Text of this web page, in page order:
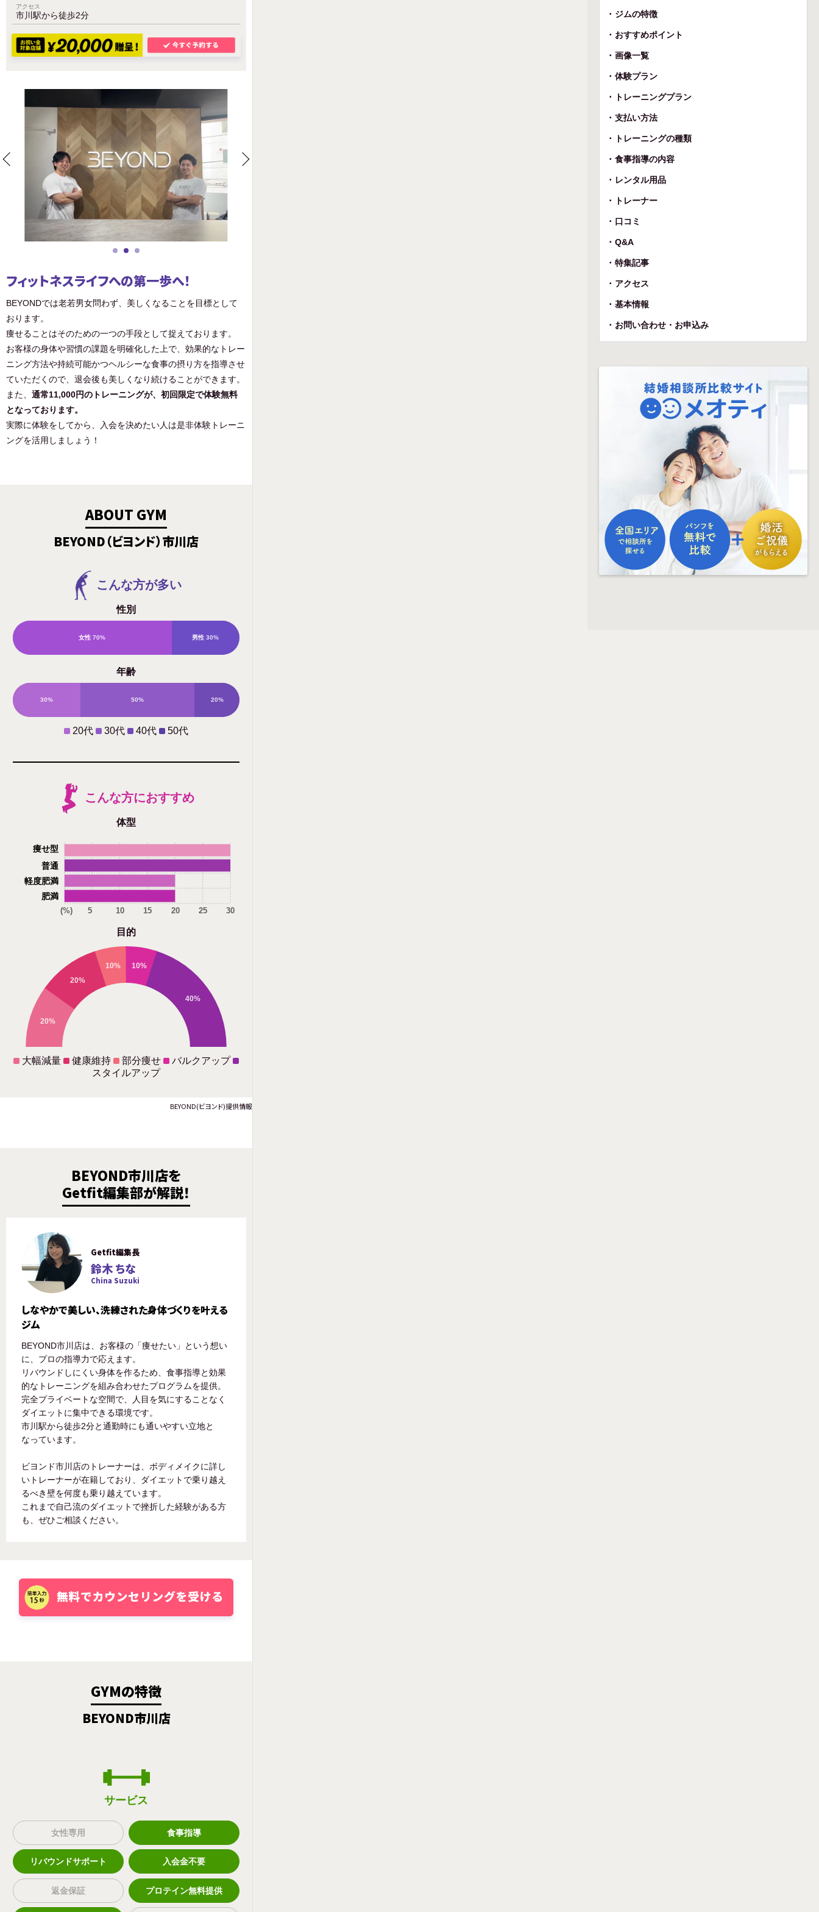
アクセス
市川駅から徒歩2分
フィットネスライフへの第一歩へ！
BEYONDでは老若男女問わず、美しくなることを目標として
おります。
痩せることはそのための一つの手段として捉えております。
お客様の身体や習慣の課題を明確化した上で、効果的なトレー
ニング方法や持続可能かつヘルシーな食事の摂り方を指導させ
ていただくので、退会後も美しくなり続けることができます。
また、通常11,000円のトレーニングが、初回限定で体験無料
となっております。
実際に体験をしてから、入会を決めたい人は是非体験トレーニ
ングを活用しましょう！
ABOUT GYM
BEYOND（ビヨンド）市川店
こんな方が多い
性別
女性 70% 男性 30%
年齢
30% 50% 20%
20代 30代 40代 50代
こんな方におすすめ
体型
肥満
軽度肥満
普通
痩せ型
(%) 5 10 15 20 25 30
目的
20%
20%
10% 10%
40%
大幅減量 健康維持 部分痩せ
バルクアップ
スタイルアップ
BEYOND(ビヨンド)提供情報
BEYOND市川店を
Getfit編集部が解説！
Getfit編集長
鈴木 ちな
China Suzuki
しなやかで美しい、洗練された身体づくりを叶える
ジム
BEYOND市川店は、お客様の「痩せたい」という想い
に、プロの指導力で応えます。
リバウンドしにくい身体を作るため、食事指導と効果
的なトレーニングを組み合わせたプログラムを提供。
完全プライベートな空間で、人目を気にすることなく
ダイエットに集中できる環境です。
市川駅から徒歩2分と通勤時にも通いやすい立地と
なっています。
ビヨンド市川店のトレーナーは、ボディメイクに詳し
いトレーナーが在籍しており、ダイエットで乗り越え
るべき壁を何度も乗り越えています。
これまで自己流のダイエットで挫折した経験がある方
も、ぜひご相談ください。
GYMの特徴
BEYOND市川店
サービス
女性専用 食事指導
リバウンドサポート 入会金不要
返金保証 プロテイン無料提供
ジムの特徴
おすすめポイント
画像一覧
体験プラン
トレーニングプラン
支払い方法
トレーニングの種類
食事指導の内容
レンタル用品
トレーナー
口コミ
Q&A
特集記事
アクセス
基本情報
お問い合わせ・お申込み